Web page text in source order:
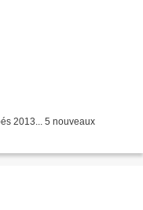
2013... 5 nouveaux